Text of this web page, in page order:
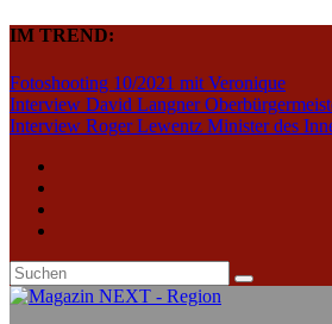
IM TREND:
Fotoshooting 10/2021 mit Veronique
Interview David Langner
Interview Roger Lewentz Minister des